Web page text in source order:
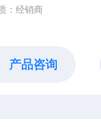
：经销商
产品咨询